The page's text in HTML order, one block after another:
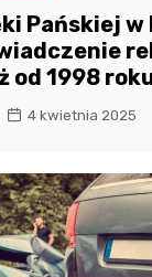
Pańskiej w
od 1998
4 kwietnia 2025